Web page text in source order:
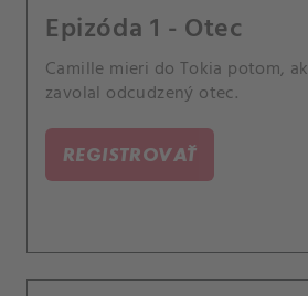
Epizóda 1 - Otec
Camille mieri do Tokia potom,
zavolal odcudzený otec.
REGISTROVAŤ